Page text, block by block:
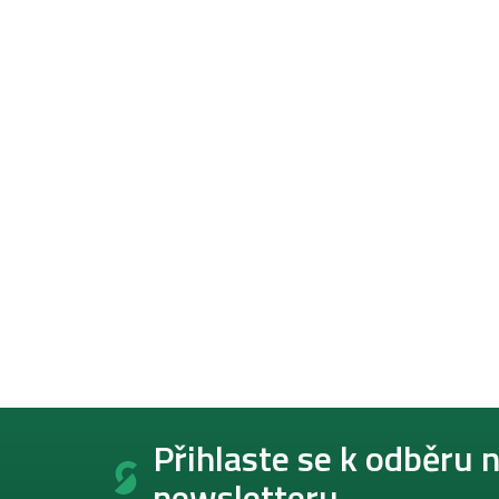
Z
Přihlaste se k odběru